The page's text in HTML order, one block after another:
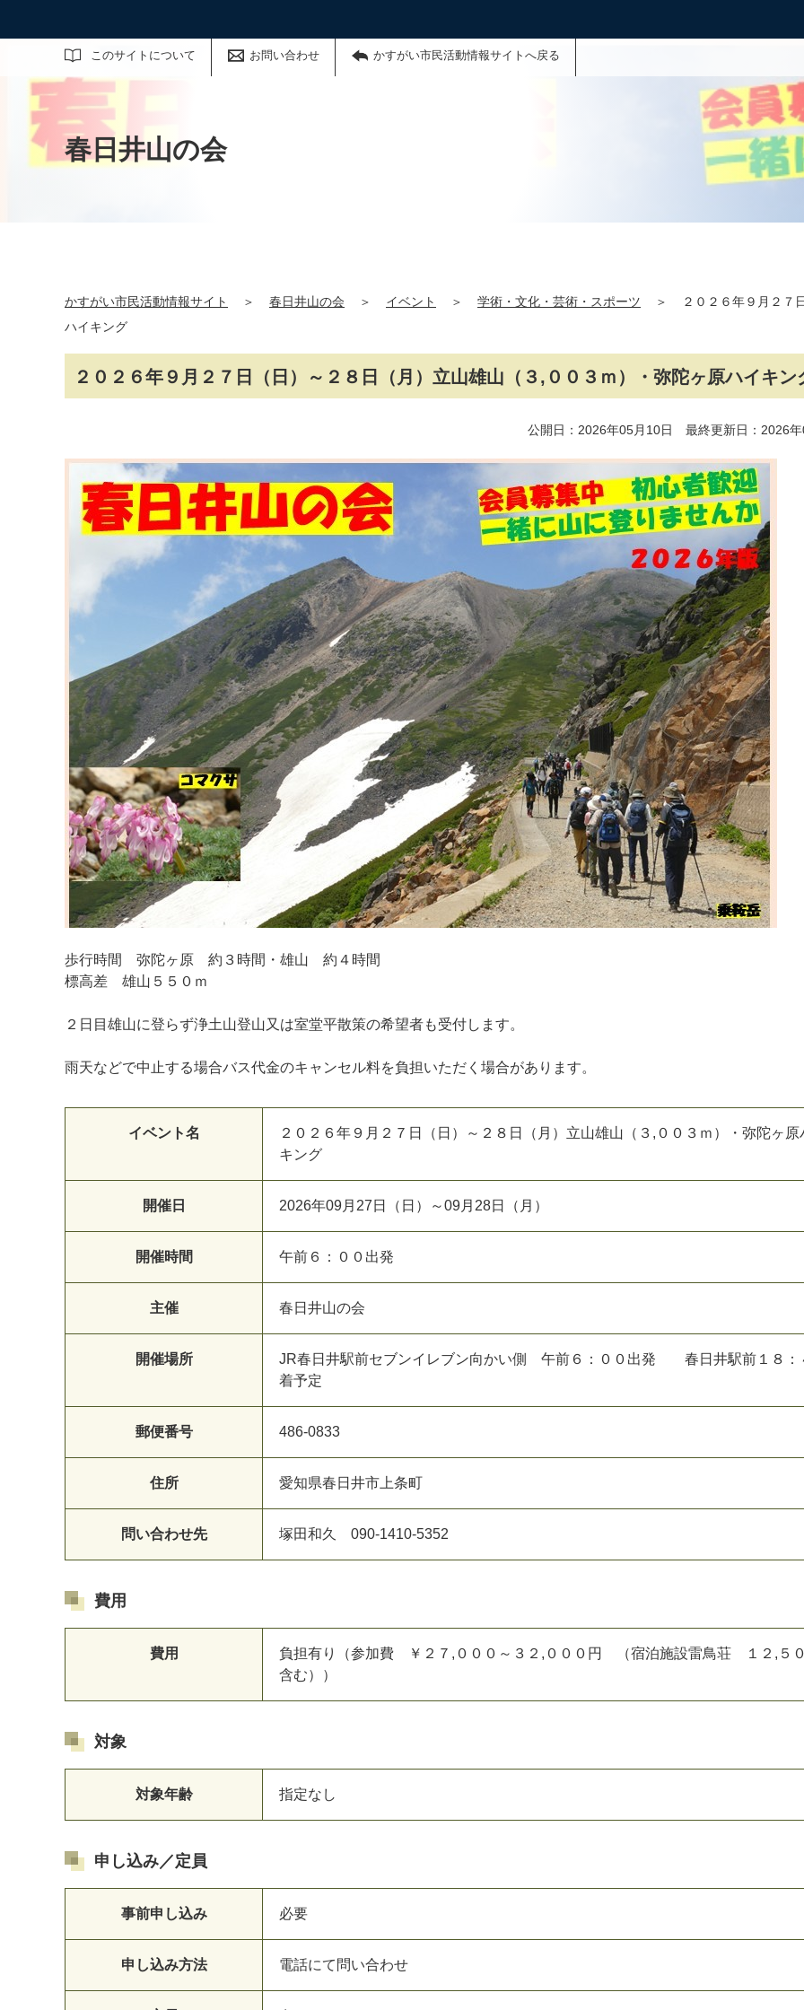
このサイトについて お問い合わせ かすがい市民活動情報サイトへ戻る
サイト内検索
春日井山の会
かすがい市民活動情報サイト ＞ 春日井山の会 ＞ イベント ＞ 学術・文化・芸術・スポーツ ＞
２０２６年９月２７
ハイキング
２０２６年９月２７日（日）～２８日（月）立山雄山（３,００３ｍ）・弥陀ヶ原ハイキン
公開日：2026年05月10日 最終更新日：2026
歩行時間 弥陀ヶ原 約３時間・雄山 約４時間
標高差 雄山５５０ｍ
２日目雄山に登らず浄土山登山又は室堂平散策の希望者も受付します。
雨天などで中止する場合バス代金のキャンセル料を負担いただく場合があります。
イベント名
２０２６年９月２７日（日）～２８日（月）立山雄山（３,００３ｍ）・弥陀ヶ原
キング
開催日 2026年09月27日（日）～09月28日（月）
開催時間 午前６：００出発
主催 春日井山の会
開催場所
JR春日井駅前セブンイレブン向かい側 午前６：００出発 春日井駅前１８：
着予定
郵便番号 486-0833
住所 愛知県春日井市上条町
問い合わせ先 塚田和久 090-1410-5352
費用
費用
負担有り（参加費 ￥２７,０００～３２,０００円 （宿泊施設雷鳥荘 １２,５
含む））
対象
対象年齢 指定なし
申し込み／定員
事前申し込み 必要
申し込み方法 電話にて問い合わせ